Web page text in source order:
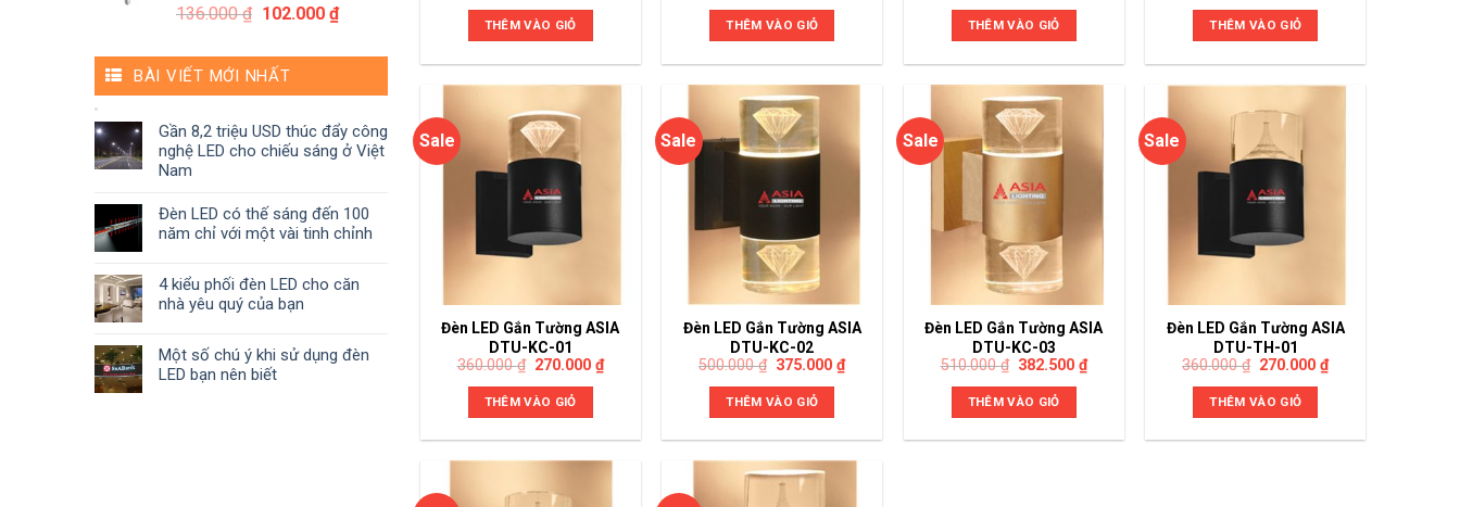
136.000₫ 102.000 ₫
BÀI VIẾT MỚI NHẤT
Gần 8,2 triệu USD thúc đẩy công
nghệ LED cho chiếu sáng ở Việt
Nam
Đèn LED có thế sáng đến 100
năm chỉ với một vài tinh chỉnh
4 kiểu phối đèn LED cho căn
nhà yêu quý của bạn
Một số chú ý khi sử dụng đèn
LED bạn nên biết
THÊM VÀO GIỎ THÊM VÀO GIỎ THÊM VÀO GIỎ THÊM VÀO GIỎ
Sale
Đèn LED Gắn Tường ASIA
DTU-KC-01
360.000₫ 270.000 ₫
THÊM VÀO GIỎ
Sale
Đèn LED Gắn Tường ASIA
DTU-KC-02
500.000₫ 375.000₫
THÊM VÀO GIỎ
Sale
Đèn LED Gắn Tường ASIA
DTU-KC-03
510.000₫ 382.500 ₫
THÊM VÀO GIỎ
Sale
Đèn LED Gắn Tường ASIA
DTU-TH-01
360.000₫ 270.000₫
THÊM VÀO GIỎ